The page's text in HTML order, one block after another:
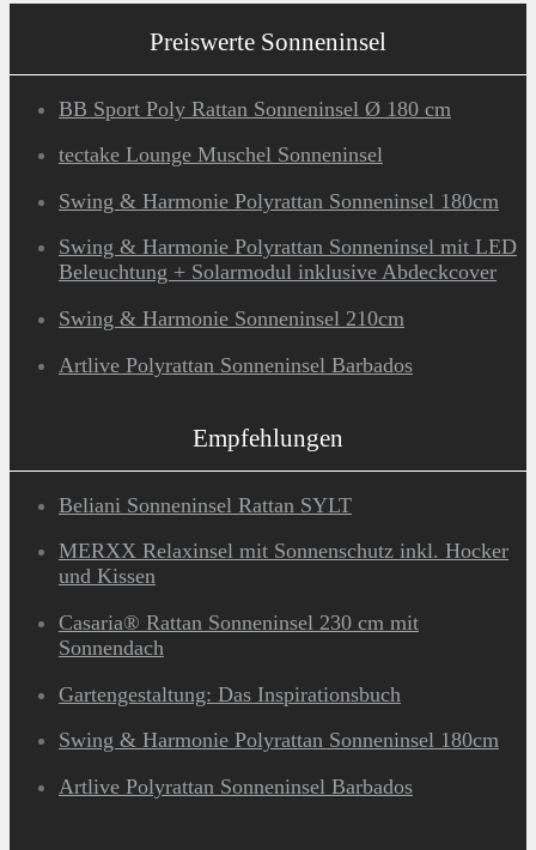
Preiswerte Sonneninsel
BB Sport Poly Rattan Sonneninsel Ø 180 cm
tectake Lounge Muschel Sonneninsel
Swing & Harmonie Polyrattan Sonneninsel 180cm
Swing & Harmonie Polyrattan Sonneninsel mit LED
Beleuchtung + Solarmodul inklusive Abdeckcover
Swing & Harmonie Sonneninsel 210cm
Artlive Polyrattan Sonneninsel Barbados
Empfehlungen
Beliani Sonneninsel Rattan SYLT
MERXX Relaxinsel mit Sonnenschutz inkl. Hocker
und Kissen
Casaria® Rattan Sonneninsel 230 cm mit
Sonnendach
Gartengestaltung: Das Inspirationsbuch
Swing & Harmonie Polyrattan Sonneninsel 180cm
Artlive Polyrattan Sonneninsel Barbados